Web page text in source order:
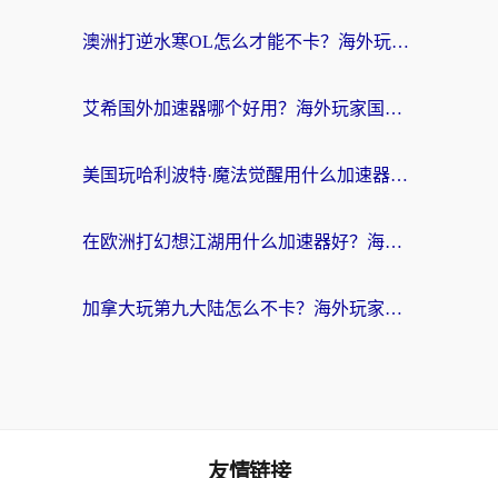
澳洲打逆水寒OL怎么才能不卡？海外玩家国服游戏加速终极指南（附梦幻模拟战地铁跑酷解决办法）
艾希国外加速器哪个好用？海外玩家国服游戏畅玩终极指南（附欧洲玩鸣潮街头篮球实测）
美国玩哈利波特·魔法觉醒用什么加速器？告别延迟的终极指南（含免费QQ炫舞方案+印尼妄想山海秘籍）
在欧洲打幻想江湖用什么加速器好？海外玩家国服游戏畅玩指南
加拿大玩第九大陆怎么不卡？海外玩家国服游戏加速全攻略（附足球世界萤火突击实测）
友情链接